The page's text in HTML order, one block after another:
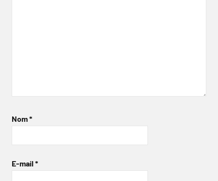
Nom*
E-mail *